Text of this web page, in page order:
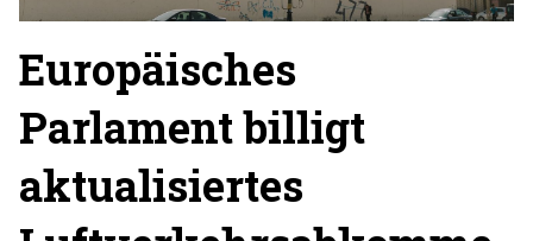
Europäisches
Parlament billigt
aktualisiertes